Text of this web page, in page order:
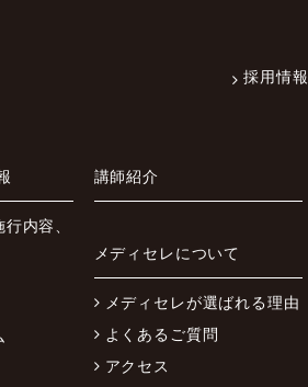
採用情報
内容、
講師紹介
メディセレについて
メディセレが選ばれる理由
よくあるご質問
アクセス